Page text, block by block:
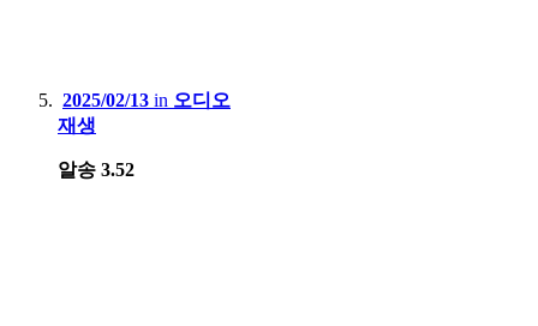
2025/02/13 in 오디오
재생
알송 3.52